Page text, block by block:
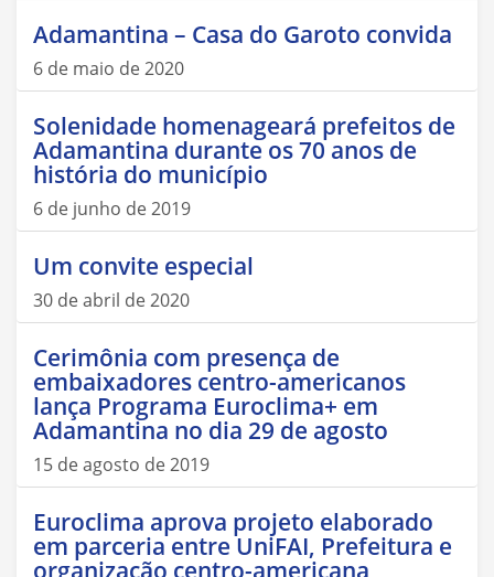
Adamantina – Casa do Garoto convida
6 de maio de 2020
Solenidade homenageará prefeitos de
Adamantina durante os 70 anos de
história do município
6 de junho de 2019
Um convite especial
30 de abril de 2020
Cerimônia com presença de
embaixadores centro-americanos
lança Programa Euroclima+ em
Adamantina no dia 29 de agosto
15 de agosto de 2019
Euroclima aprova projeto elaborado
em parceria entre UniFAI, Prefeitura e
organização centro-americana